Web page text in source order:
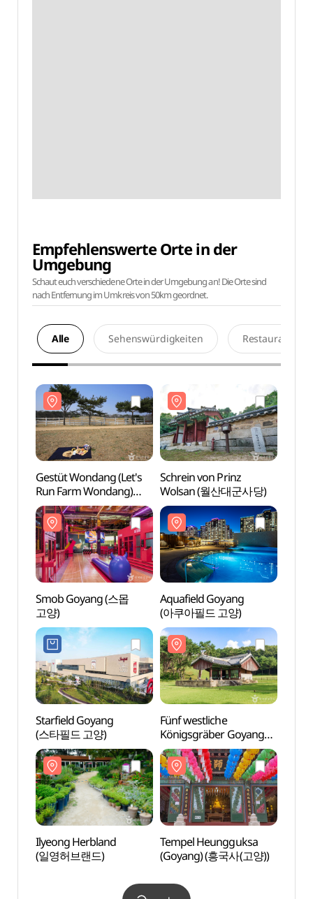
Empfehlenswerte Orte in der
Umgebung
Schaut euch verschiedene Orte in der Umgebung an! Die Orte sind
nach Entfernung im Umkreis von 50km geordnet.
Alle Sehenswürdigkeiten Restaurants
Gestüt Wondang (Let's
Run Farm Wondang)
(원당종마목장 (렛츠런팜
원당))
Schrein von Prinz
Wolsan (월산대군사당)
Smob Goyang (스몹
고양)
Aquafield Goyang
(아쿠아필드 고양)
Starfield Goyang
(스타필드 고양)
Fünf westliche
Königsgräber Goyang
[UNESCO Welterbe]
(고양 서오릉 [유네스코
세계유산])
Ilyeong Herbland
(일영허브랜드)
Tempel Heungguksa
(Goyang) (흥국사(고양))